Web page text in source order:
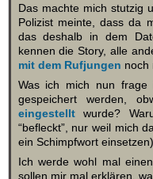
Das machte mich stutzig
Polizist meinte, dass da
das deshalb in dem
kennen die Story, alle
mit dem Rufjungen noch
Was ich mich nun
gespeichert werden,
eingestelltwurde?
“befleckt”, nur weil mich
ein Schimpfwort
Ich werde wohl mal
sollen mir mal erklären,